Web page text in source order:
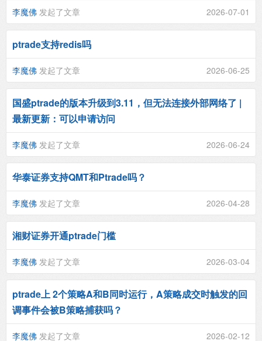
李魔佛 发起了文章 2026-07-01
ptrade支持redis吗
李魔佛 发起了文章 2026-06-25
国盛ptrade的版本升级到3.11，但无法连接外部网络了 |
最新更新：可以申请访问
李魔佛 发起了文章 2026-06-24
华泰证券支持QMT和Ptrade吗？
李魔佛 发起了文章 2026-04-28
湘财证券开通ptrade门槛
李魔佛 发起了文章 2026-03-04
ptrade上 2个策略A和B同时运行，A策略成交时触发的回
调事件会被B策略捕获吗？
李魔佛 发起了文章 2026-02-12